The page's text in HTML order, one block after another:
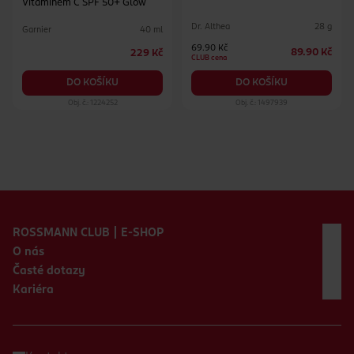
Vitaminem C SPF 50+ Glow
Garnier 40 ml
229 Kč
DO KOŠÍKU
Obj. č.: 1224252
Dr. Althea 28 g
69.90 Kč
CLUB cena
89.90 Kč
DO KOŠÍKU
Obj. č.: 1497939
ROSSMANN CLUB | E-SHOP
O nás
Časté dotazy
Kariéra